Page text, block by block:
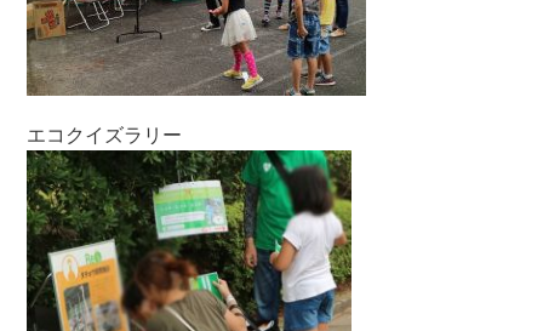
エコクイズラリー